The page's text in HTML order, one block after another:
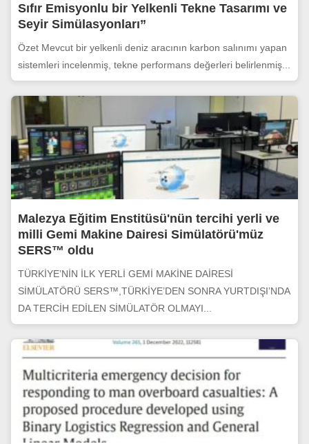
Sıfır Emisyonlu bir Yelkenli Tekne Tasarımı ve
Seyir Simülasyonları”
Özet Mevcut bir yelkenli deniz aracının karbon salınımı yapan
sistemleri incelenmiş, tekne performans değerleri belirlenmiş...
Malezya Eğitim Enstitüsü'nün tercihi yerli ve
milli Gemi Makine Dairesi Simülatörü'müz
SERS™ oldu
TÜRKİYE’NİN İLK YERLİ GEMİ MAKİNE DAİRESİ
SİMÜLATÖRÜ SERS™,TÜRKİYE’DEN SONRA YURTDIŞI’NDA
DA TERCİH EDİLEN SİMÜLATÖR OLMAYI...